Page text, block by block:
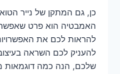
כן, גם המתקן של נייר
האמבטיה הוא פרט שאפשר
להראות לכם את
להעניק לכם השראה
שלכם, הנה כמה דוגמאות